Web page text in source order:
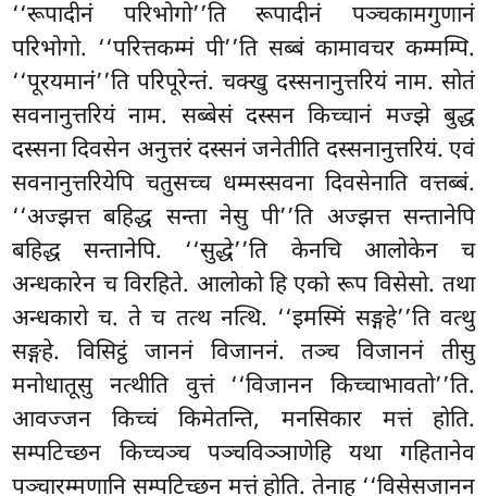
‘‘रूपादीनं परिभोगो’’ति रूपादीनं पञ्चकामगुणानं
परिभोगो. ‘‘परित्तकम्मं पी’’ति सब्बं कामावचर कम्मम्पि.
‘‘पूरयमानं’’ति परिपूरेन्तं. चक्खु दस्सनानुत्तरियं नाम. सोतं
सवनानुत्तरियं नाम. सब्बेसं दस्सन किच्चानं मज्झे बुद्ध
दस्सना दिवसेन अनुत्तरं दस्सनं जनेतीति दस्सनानुत्तरियं. एवं
सवनानुत्तरियेपि चतुसच्च धम्मस्सवना दिवसेनाति वत्तब्बं.
‘‘अज्झत्त बहिद्ध सन्ता नेसु पी’’ति अज्झत्त सन्तानेपि
बहिद्ध सन्तानेपि. ‘‘सुद्धे’’ति केनचि आलोकेन च
अन्धकारेन च विरहिते. आलोको हि एको रूप विसेसो. तथा
अन्धकारो च. ते च तत्थ नत्थि. ‘‘इमस्मिं सङ्गहे’’ति वत्थु
सङ्गहे. विसिट्ठं जाननं विजाननं. तञ्च विजाननं तीसु
मनोधातूसु नत्थीति वुत्तं ‘‘विजानन किच्चाभावतो’’ति.
आवज्जन किच्चं किमेतन्ति, मनसिकार मत्तं होति.
सम्पटिच्छन किच्चञ्च पञ्चविञ्ञाणेहि यथा गहितानेव
पञ्चारम्मणानि सम्पटिच्छन मत्तं होति. तेनाह ‘‘विसेसजानन